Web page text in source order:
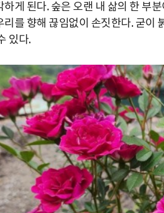
게 된다. 숲은 오랜 내 삶의 한 부
를 향해 끊임없이 손짓한다. 굳이
있다.